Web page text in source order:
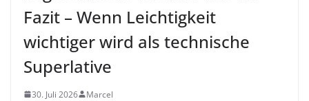
Fazit – Wenn Leichtigkeit
wichtiger wird als technische
Superlative
30. Juli 2026 Marcel